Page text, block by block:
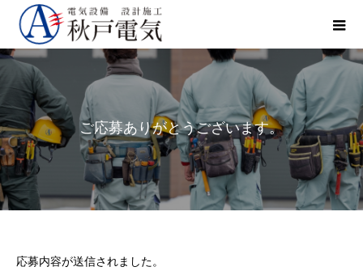
ご応募ありがとうございます。
応募内容が送信されました。